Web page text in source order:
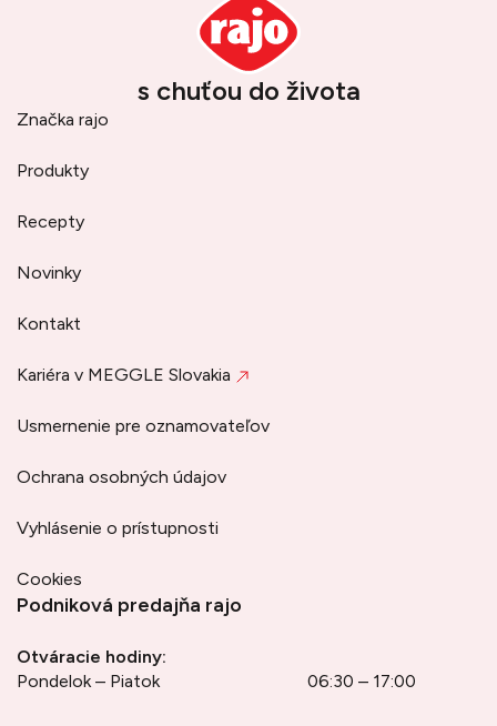
s chuťou do života
Značka rajo
Produkty
Recepty
Novinky
Kontakt
Kariéra v MEGGLE Slovakia
Usmernenie pre oznamovateľov
Ochrana osobných údajov
Vyhlásenie o prístupnosti
Cookies
Podniková predajňa rajo
Otváracie hodiny:
Pondelok – Piatok
06:30 – 17:00